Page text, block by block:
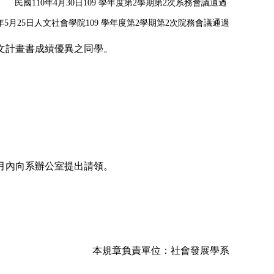
民國110年4月30日109 學年度第2學期第2次系務會議通過
5月25日人文社會學院109 學年度第2學期第2次院務會議通過
畫書成績優異之同學。
向系辦公室提出請領。
本規章負責單位：社會發展學系